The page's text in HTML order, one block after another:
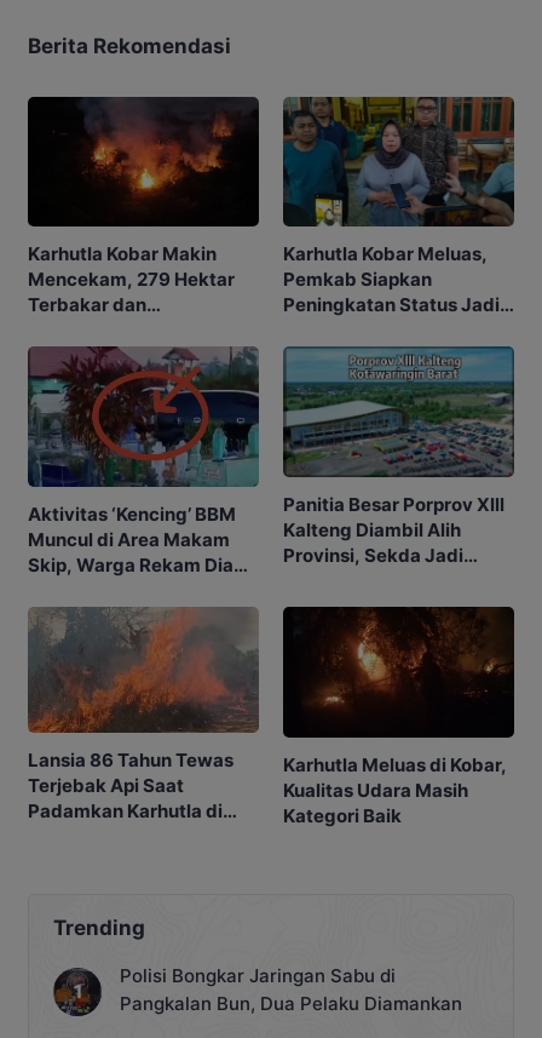
Berita Rekomendasi
Karhutla Kobar Makin
Mencekam, 279 Hektar
Terbakar dan
Terganggu
Karhutla Kobar Meluas,
Pemkab Siapkan
Peningkatan Status Jadi
Aktivitas ‘Kencing’ BBM
Muncul di Area Makam
Skip, Warga Rekam Diam-
Panitia Besar Porprov Xlll
Kalteng Diambil Alih
Provinsi, Sekda Jadi
Lansia 86 Tahun Tewas
Terjebak Api Saat
Padamkan Karhutla di
Karhutla Meluas di Kobar,
Kualitas Udara Masih
Kategori Baik
Trending
Polisi Bongkar Jaringan Sabu di
Pangkalan Bun, Dua Pelaku Diamankan